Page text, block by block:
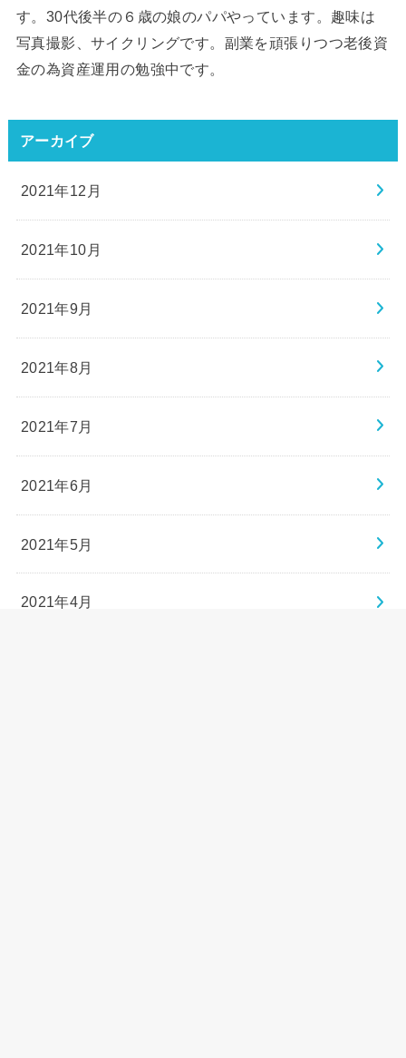
す。30代後半の６歳の娘のパパやっています。趣味は
写真撮影、サイクリングです。副業を頑張りつつ老後資
金の為資産運用の勉強中です。
アーカイブ
2021年12月
2021年10月
2021年9月
2021年8月
2021年7月
2021年6月
2021年5月
2021年4月